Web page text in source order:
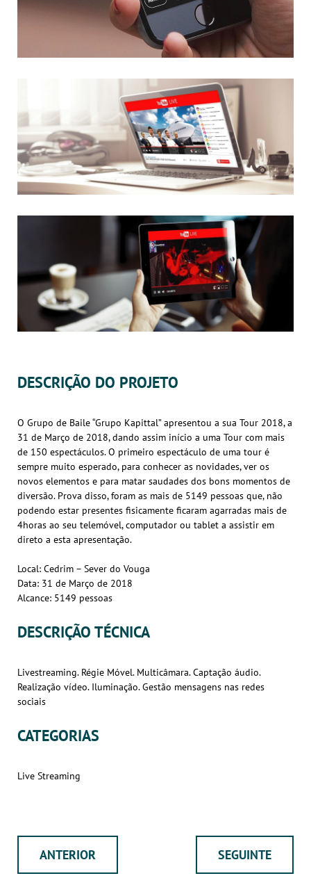
DESCRIÇÃO DO PROJETO
O Grupo de Baile “Grupo Kapittal” apresentou a sua Tour 2018, a
31 de Março de 2018, dando assim início a uma Tour com mais
de 150 espectáculos. O primeiro espectáculo de uma tour é
sempre muito esperado, para conhecer as novidades, ver os
novos elementos e para matar saudades dos bons momentos de
diversão. Prova disso, foram as mais de 5149 pessoas que, não
podendo estar presentes fisicamente ficaram agarradas mais de
4horas ao seu telemóvel, computador ou tablet a assistir em
direto a esta apresentação.
Local: Cedrim – Sever do Vouga
Data: 31 de Março de 2018
Alcance: 5149 pessoas
DESCRIÇÃO TÉCNICA
Livestreaming. Régie Móvel. Multicâmara. Captação áudio.
Realização vídeo. Iluminação. Gestão mensagens nas redes
sociais
CATEGORIAS
Live Streaming
ANTERIOR SEGUINTE